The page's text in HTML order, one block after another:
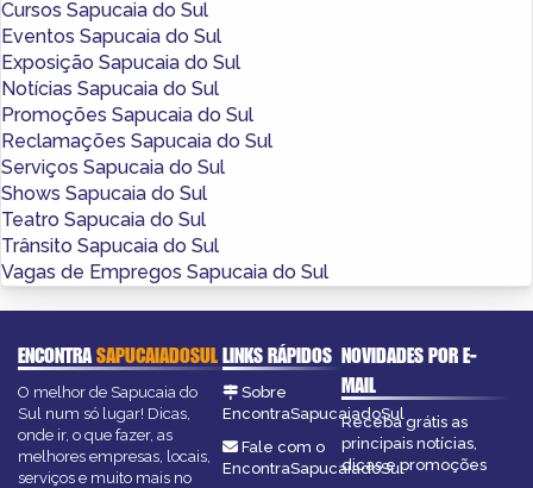
Cursos Sapucaia do Sul
Eventos Sapucaia do Sul
Exposição Sapucaia do Sul
Notícias Sapucaia do Sul
Promoções Sapucaia do Sul
Reclamações Sapucaia do Sul
Serviços Sapucaia do Sul
Shows Sapucaia do Sul
Teatro Sapucaia do Sul
Trânsito Sapucaia do Sul
Vagas de Empregos Sapucaia do Sul
ENCONTRASAPUCAIADOSUL
O melhor de Sapucaia do
Sul num só lugar! Dicas,
onde ir, o que fazer, as
melhores empresas, locais,
serviços e muito mais no
LINKS RÁPIDOS
Sobre
EncontraSapucaiadoSul
Fale com o
EncontraSapucaiadoSul
NOVIDADES POR E-
MAIL
Receba grátis as
principais notícias,
dicas e promoções